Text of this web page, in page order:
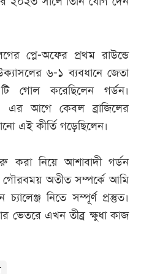
প্লে-অফের প্রথম রাউন্ডে
৬-১ ব্যবধানে জেতা
গোল করেছিলেন গর্ডন।
এর আগে কেবল ব্রাজিলের
এই কীর্তি গড়েছিলেন।
করা নিয়ে আশাবাদী গর্ডন
গৌরবময় অতীত সম্পর্কে আমি
নিতে সম্পূর্ণ প্রস্তুত।
ভেতরে এখন তীব্র ক্ষুধা কাজ